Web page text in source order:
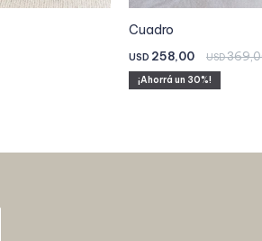
Cuadro
USD 258,00 USD
30